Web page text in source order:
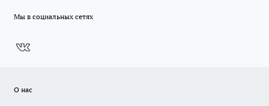
Мы в социальных сетях
О нас